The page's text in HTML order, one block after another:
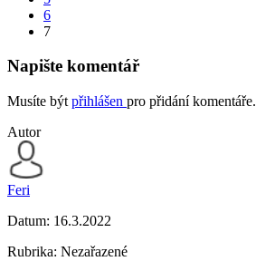
6
7
Napište komentář
Musíte být přihlášen pro přidání komentáře.
Autor
Feri
Datum: 16.3.2022
Rubrika: Nezařazené